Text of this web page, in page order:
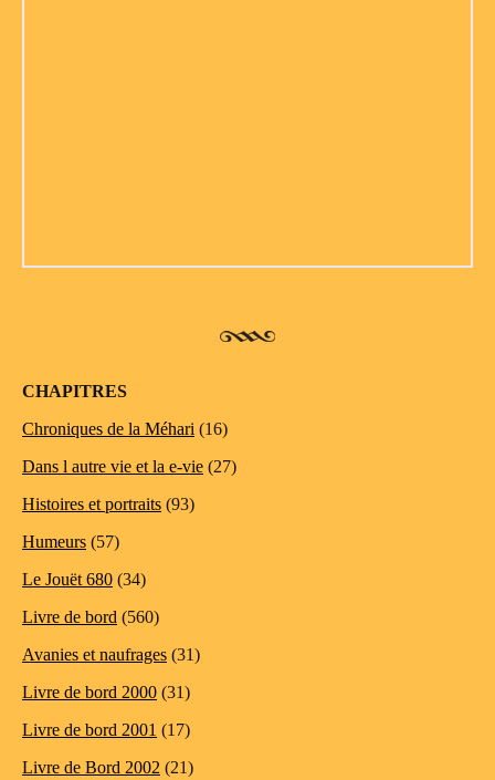
CHAPITRES
Chroniques de la Méhari (16)
Dans l autre vie et la e-vie (27)
Histoires et portraits (93)
Humeurs (57)
Le Jouët 680 (34)
Livre de bord (560)
Avanies et naufrages (31)
Livre de bord 2000 (31)
Livre de bord 2001 (17)
Livre de Bord 2002 (21)